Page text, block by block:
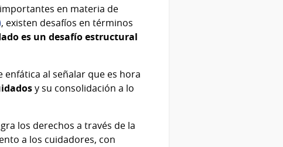
en materia de
, existen desafíos en términos
es un desafío estructural
enfática al señalar que es hora
y su consolidación a lo
los derechos a través de la
a los cuidadores, con